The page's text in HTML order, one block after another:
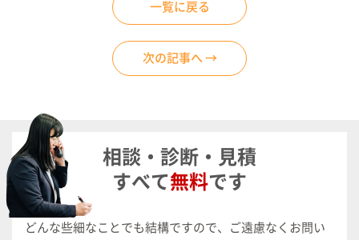
一覧に戻る
次の記事へ →
相談・診断・見積
すべて無料です
どんな些細なことでも結構ですので、ご遠慮なくお問い